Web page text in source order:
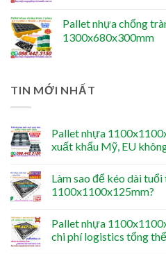
Pallet nhựa chống
1300x680x300mm
TIN MỚI NHẤT
Pallet nhựa
xuất khẩu Mỹ, EU
Làm sao để kéo dài
1100x1100x125mm?
Pallet nhựa
chi phí logistics tổng